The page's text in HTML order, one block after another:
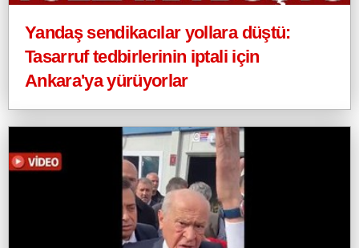
Yandaş sendikacılar yollara düştü:
Tasarruf tedbirlerinin iptali için
Ankara'ya yürüyorlar